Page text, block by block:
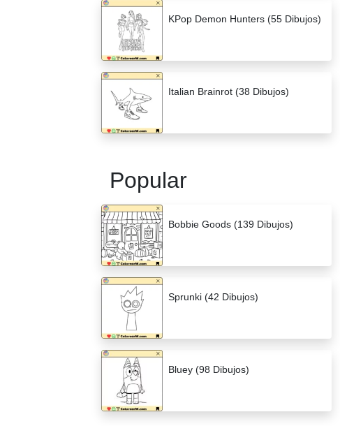
KPop Demon Hunters (55 Dibujos)
Italian Brainrot (38 Dibujos)
Popular
Bobbie Goods (139 Dibujos)
Sprunki (42 Dibujos)
Bluey (98 Dibujos)